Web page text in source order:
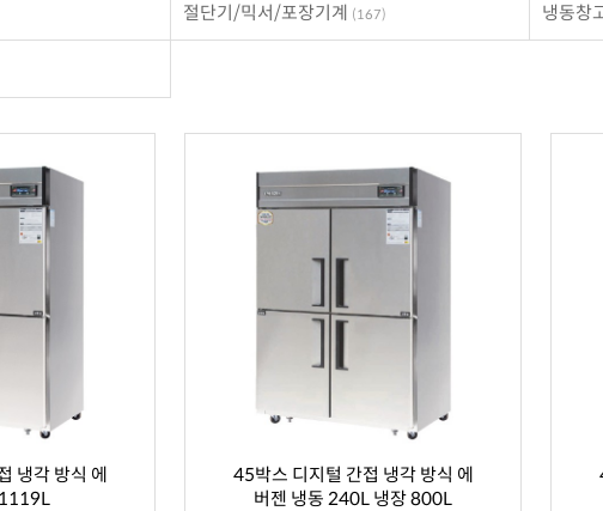
절단기/믹서/포장기계 (167) 냉동창
냉각 방식 에
45박스 디지털 간접 냉각 방식 에
버젠 냉동 240L 냉장 800L